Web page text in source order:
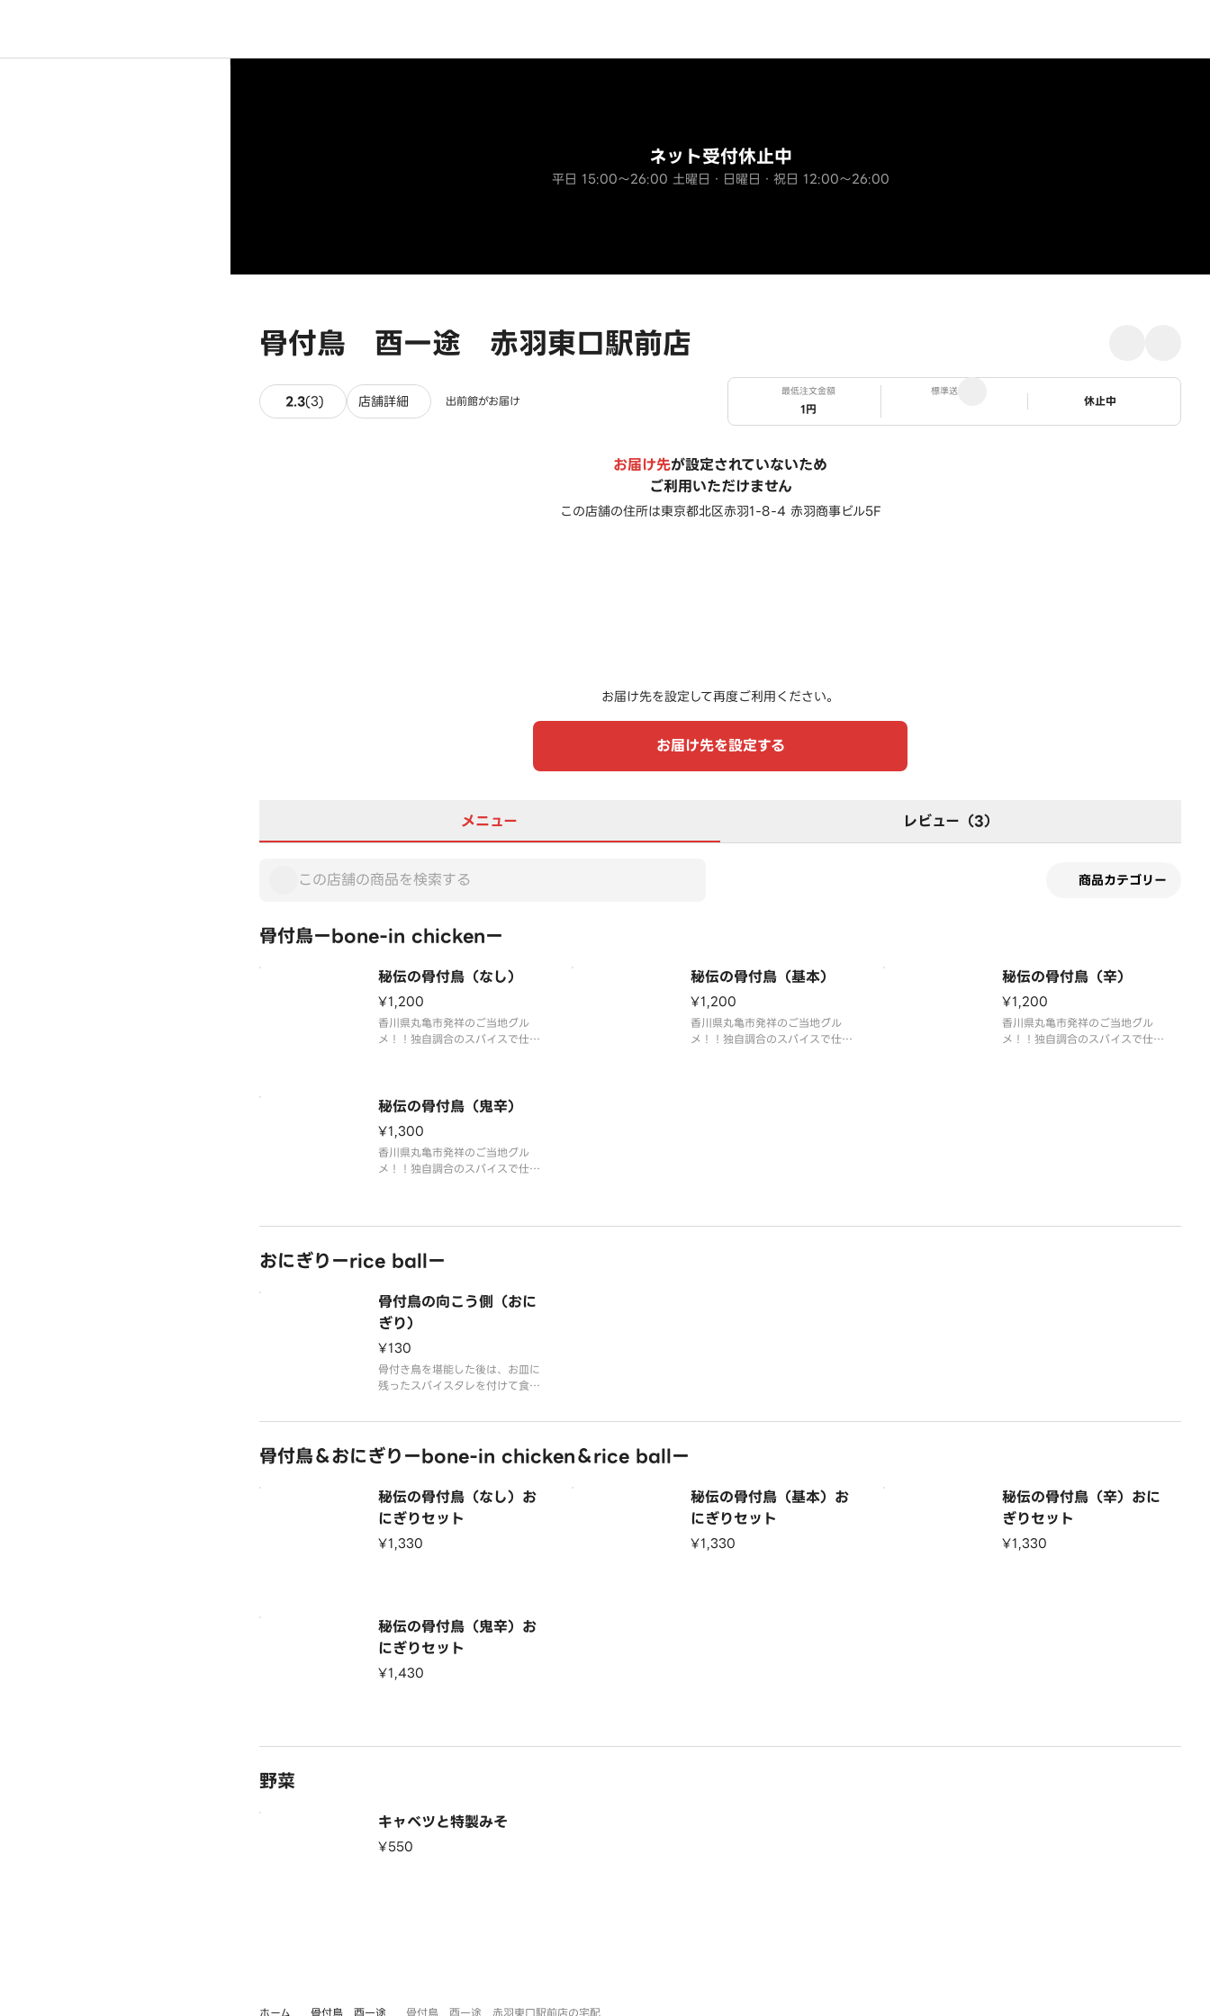
骨付鳥 酉一途 赤羽東口駅前店
ネット受付休止中
平日 15:00～26:00 土曜日・日曜日・祝日 12:00～26:00
2.3(3) 3件のレビュー
店舗詳細 出前館がお届け
最低注文金額
1円
標準送料
ステータス
休止中
お届け先が設定されていないため
ご利用いただけません
この店舗の住所は東京都北区赤羽1-8-4 赤羽商事ビル5F
お届け先を設定して再度ご利用ください。
お届け先を設定する
メニュー レビュー（3）
商品カテゴリー
骨付鳥ーbone-in chickenー
秘伝の骨付鳥（なし）
¥1,200
香川県丸亀市発祥のご当地グル
メ！！独自調合のスパイスで仕上
秘伝の骨付鳥（基本）
¥1,200
香川県丸亀市発祥のご当地グル
メ！！独自調合のスパイスで仕上
秘伝の骨付鳥（辛）
¥1,200
香川県丸亀市発祥のご当地グル
メ！！独自調合のスパイスで仕上
秘伝の骨付鳥（鬼辛）
¥1,300
香川県丸亀市発祥のご当地グル
メ！！独自調合のスパイスで仕上
おにぎりーrice ballー
骨付鳥の向こう側（おに
ぎり）
¥130
骨付き鳥を堪能した後は、お皿に
残ったスパイスタレを付けて食べ
骨付鳥＆おにぎりーbone-in chicken＆rice ballー
秘伝の骨付鳥（なし）お
にぎりセット
¥1,330
秘伝の骨付鳥（基本）お
にぎりセット
¥1,330
秘伝の骨付鳥（辛）おに
ぎりセット
¥1,330
秘伝の骨付鳥（鬼辛）お
にぎりセット
¥1,430
野菜
キャベツと特製みそ
¥550